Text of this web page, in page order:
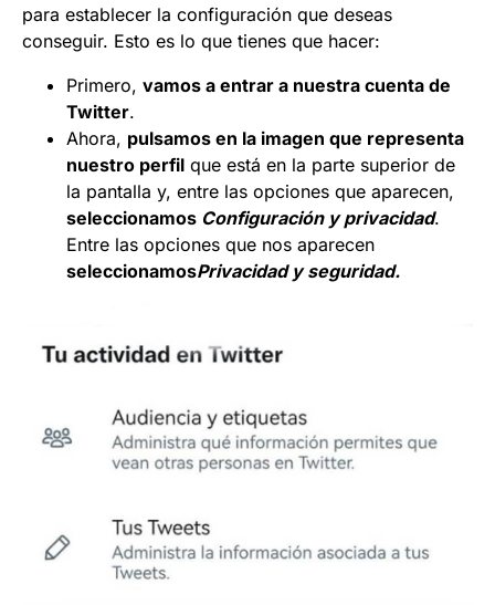
para establecer la configuración que deseas
conseguir. Esto es lo que tienes que hacer:
Primero, vamos a entrar a nuestra cuenta de
Twitter.
Ahora, pulsamos en la imagen que representa
nuestro perfil que está en la parte superior de
la pantalla y, entre las opciones que aparecen,
seleccionamos Configuración y privacidad.
Entre las opciones que nos aparecen
seleccionamosPrivacidad y seguridad.